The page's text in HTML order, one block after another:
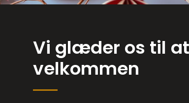
Vi glæder os til
velkommen